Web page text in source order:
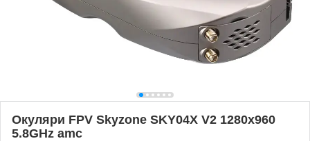
Окуляри FPV Skyzone SKY04X V2 1280x960
5.8GHz amc